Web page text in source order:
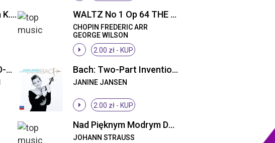
Mozart: Piano Sonata K.545 WALTZ No 1 Op 64 THE MINUTE WALTZ
CHOPIN FREDERIC ARR
GEORGE WILSON
2.00 zł - KUP
Toccata and Fuge in D-minor Bach: Two-Part Invention No.4
JANINE JANSEN
2.00 zł - KUP
Nad Pięknym Modrym Dunajem
JOHANN STRAUSS